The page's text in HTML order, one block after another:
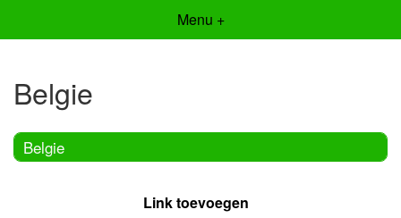
Menu +
Belgie
Belgie
Link toevoegen